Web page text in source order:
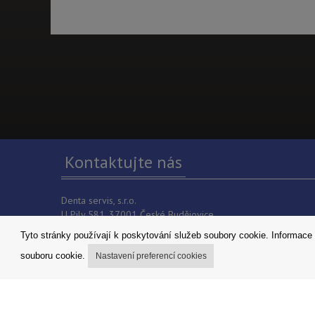
Tyto stránky používají k poskytování služeb soubory cookie.
souboru cookie.
Nastavení preferencí cookies
Kontaktujte nás
Denta servis, s.r.o.
U Pily 581, 37001 České Budějovice
telefon: +420777102488
E-mail:info@dentaservis.cz
IČO: 06503721